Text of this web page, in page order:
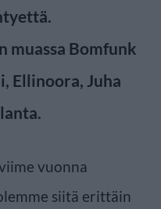
muassa Bomfunk
Ellinoora, Juha
vuonna
siitä erittäin